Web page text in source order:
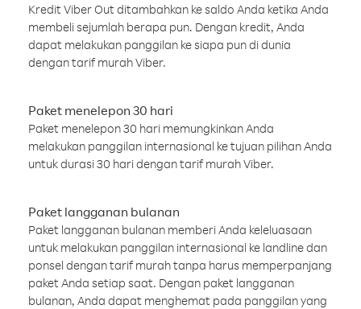
Kredit Viber Out ditambahkan ke saldo Anda ketika Anda
membeli sejumlah berapa pun. Dengan kredit, Anda
dapat melakukan panggilan ke siapa pun di dunia
dengan tarif murah Viber.
Paket menelepon 30 hari
Paket menelepon 30 hari memungkinkan Anda
melakukan panggilan internasional ke tujuan pilihan Anda
untuk durasi 30 hari dengan tarif murah Viber.
Paket langganan bulanan
Paket langganan bulanan memberi Anda keleluasaan
untuk melakukan panggilan internasional ke landline dan
ponsel dengan tarif murah tanpa harus memperpanjang
paket Anda setiap saat. Dengan paket langganan
bulanan, Anda dapat menghemat pada panggilan yang